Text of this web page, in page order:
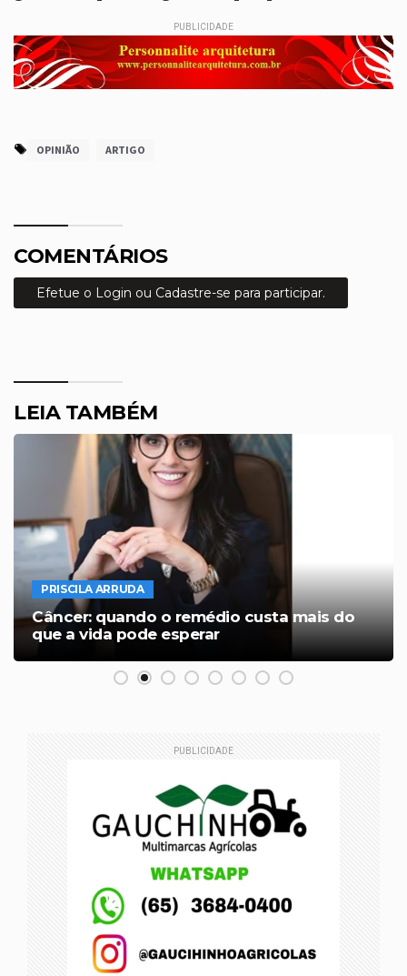
PUBLICIDADE
OPINIÃO ARTIGO
COMENTÁRIOS
Efetue o Login ou Cadastre-se para participar.
LEIA TAMBÉM
PRISCILA ARRUDA
Câncer: quando o remédio custa mais do
que a vida pode esperar
PUBLICIDADE